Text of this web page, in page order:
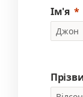
Ім'я